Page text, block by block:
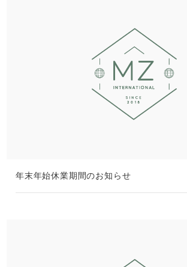
年末年始休業期間のお知らせ